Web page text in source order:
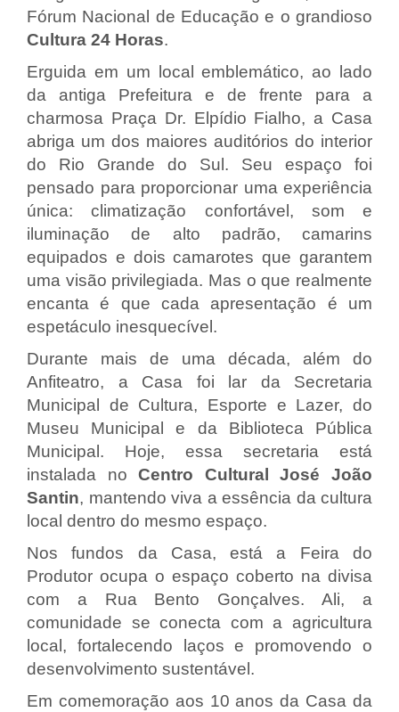
Fórum Nacional de Educação e o grandioso
Cultura 24 Horas.
Erguida em um local emblemático, ao lado
da antiga Prefeitura e de frente para a
charmosa Praça Dr. Elpídio Fialho, a Casa
abriga um dos maiores auditórios do interior
do Rio Grande do Sul. Seu espaço foi
pensado para proporcionar uma experiência
única: climatização confortável, som e
iluminação de alto padrão, camarins
equipados e dois camarotes que garantem
uma visão privilegiada. Mas o que realmente
encanta é que cada apresentação é um
espetáculo inesquecível.
Durante mais de uma década, além do
Anfiteatro, a Casa foi lar da Secretaria
Municipal de Cultura, Esporte e Lazer, do
Museu Municipal e da Biblioteca Pública
Municipal. Hoje, essa secretaria está
instalada noCentro Cultural José João
Santin, mantendo viva a essência da cultura
local dentro do mesmo espaço.
Nos fundos da Casa, está a Feira do
Produtor ocupa o espaço coberto na divisa
com a Rua Bento Gonçalves. Ali, a
comunidade se conecta com a agricultura
local, fortalecendo laços e promovendo o
desenvolvimento sustentável.
Em comemoração aos 10 anos da Casa da